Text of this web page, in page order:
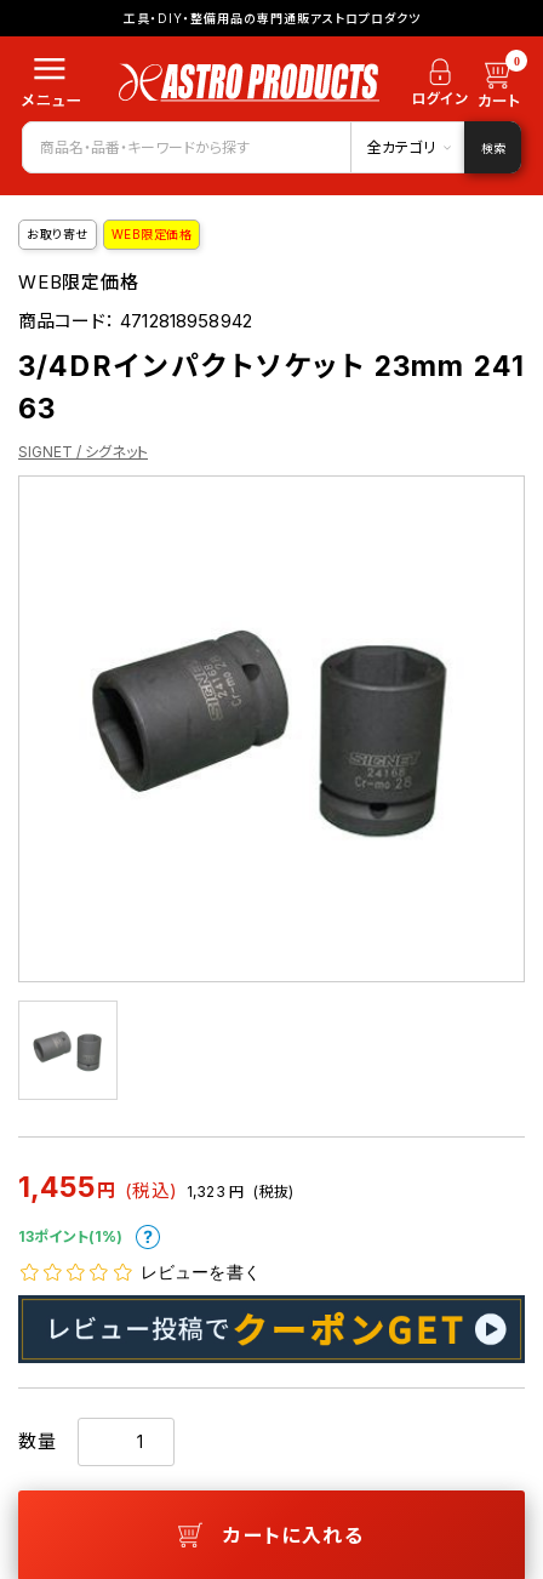
工具・DIY・整備用品の専門通販アストロプロダクツ
0
全カテゴリ 検索
お取り寄せ WEB限定価格
WEB限定価格
商品コード：4712818958942
3/4DRインパクトソケット 23mm 241
63
SIGNET / シグネット
1,455 円 (税込) 1,323 円 (税抜)
13ポイント(1%)
レビューを書く
数量
カートに入れる